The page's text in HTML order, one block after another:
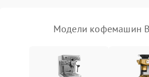
Модели кофемашин